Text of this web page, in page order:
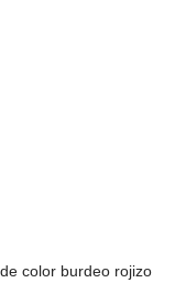
color burdeo rojizo